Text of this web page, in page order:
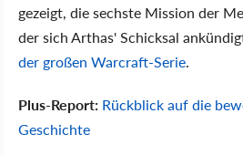
gezeigt, die sechste Mission der
der sich Arthas' Schicksal
der großen Warcraft-Serie.
Plus-Report: Rückblick auf die
Geschichte